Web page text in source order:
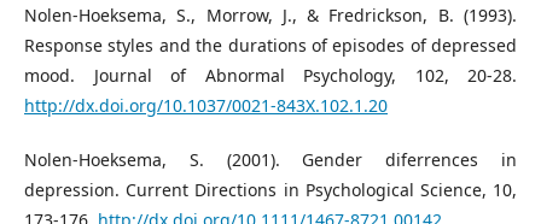
Nolen-Hoeksema, S., Morrow, J., & Fredrickson, B. (1993).
Response styles and the durations of episodes of depressed
mood. Journal of Abnormal Psychology, 102, 20-28.
http://dx.doi.org/10.1037/0021-843X.102.1.20
Nolen-Hoeksema, S. (2001). Gender diferrences in
depression. Current Directions in Psychological Science, 10,